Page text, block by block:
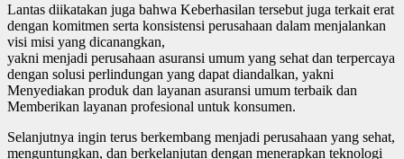
Lantas diikatakan juga bahwa Keberhasilan tersebut juga terkait erat
dengan komitmen serta konsistensi perusahaan dalam menjalankan
visi misi yang dicanangkan,
yakni menjadi perusahaan asuransi umum yang sehat dan terpercaya
dengan solusi perlindungan yang dapat diandalkan, yakni
Menyediakan produk dan layanan asuransi umum terbaik dan
Memberikan layanan profesional untuk konsumen.
Selanjutnya ingin terus berkembang menjadi perusahaan yang sehat,
menguntungkan, dan berkelanjutan dengan menerapkan teknologi